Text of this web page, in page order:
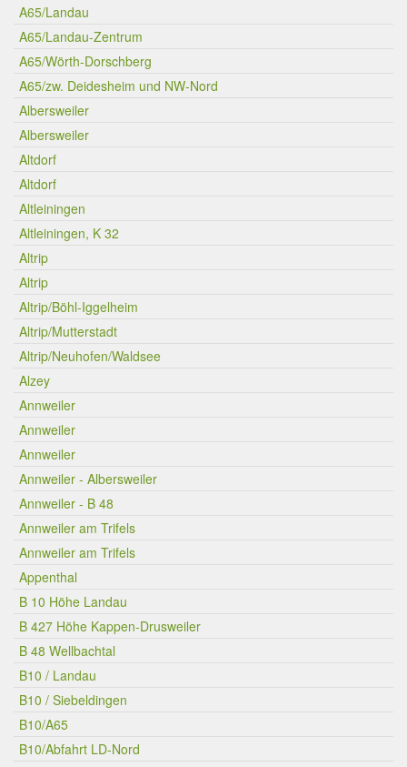
A65/Landau
A65/Landau-Zentrum
A65/Wörth-Dorschberg
A65/zw. Deidesheim und NW-Nord
Albersweiler
Albersweiler
Altdorf
Altdorf
Altleiningen
Altleiningen, K 32
Altrip
Altrip
Altrip/Böhl-Iggelheim
Altrip/Mutterstadt
Altrip/Neuhofen/Waldsee
Alzey
Annweiler
Annweiler
Annweiler
Annweiler - Albersweiler
Annweiler - B 48
Annweiler am Trifels
Annweiler am Trifels
Appenthal
B 10 Höhe Landau
B 427 Höhe Kappen-Drusweiler
B 48 Wellbachtal
B10 / Landau
B10 / Siebeldingen
B10/A65
B10/Abfahrt LD-Nord